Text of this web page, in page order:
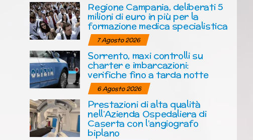
Regione Campania, deliberati 5
milioni di euro in più per la
formazione medica specialistica
7 Agosto 2026
Sorrento, maxi controlli su
charter e imbarcazioni:
verifiche fino a tarda notte
6 Agosto 2026
Prestazioni di alta qualità
nell’Azienda Ospedaliera di
Caserta con l’angiografo
biplano